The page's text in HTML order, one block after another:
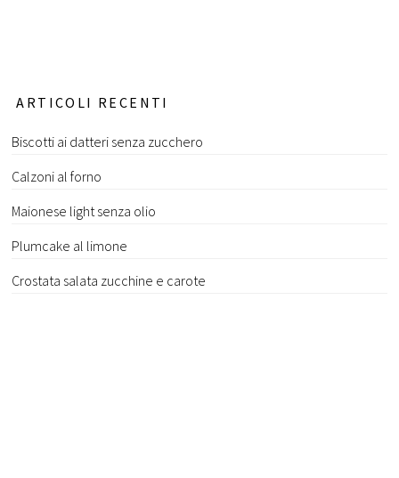
ARTICOLI RECENTI
Biscotti ai datteri senza zucchero
Calzoni al forno
Maionese light senza olio
Plumcake al limone
Crostata salata zucchine e carote